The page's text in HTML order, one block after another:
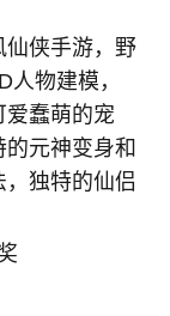
仙侠手游，野
物建模，
爱蠢萌的宠
元神变身和
独特的仙侣